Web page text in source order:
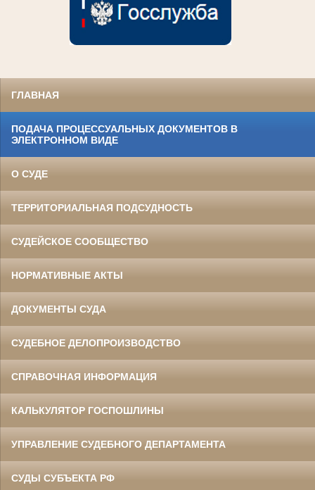
ГЛАВНАЯ
ПОДАЧА ПРОЦЕССУАЛЬНЫХ ДОКУМЕНТОВ В
ЭЛЕКТРОННОМ ВИДЕ
О СУДЕ
ТЕРРИТОРИАЛЬНАЯ ПОДСУДНОСТЬ
СУДЕЙСКОЕ СООБЩЕСТВО
НОРМАТИВНЫЕ АКТЫ
ДОКУМЕНТЫ СУДА
СУДЕБНОЕ ДЕЛОПРОИЗВОДСТВО
СПРАВОЧНАЯ ИНФОРМАЦИЯ
КАЛЬКУЛЯТОР ГОСПОШЛИНЫ
УПРАВЛЕНИЕ СУДЕБНОГО ДЕПАРТАМЕНТА
СУДЫ СУБЪЕКТА РФ